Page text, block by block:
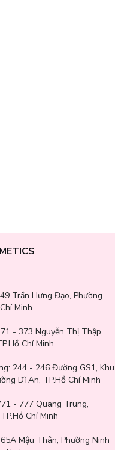
49 Trần Hưng Đạo, Phường
Minh
- 373 Nguyễn Thị Thập,
Chí Minh
244 - 246 Đường GS1, Khu
Dĩ An, TP.Hồ Chí Minh
- 777 Quang Trung,
Chí Minh
65A Mậu Thân, Phường Ninh